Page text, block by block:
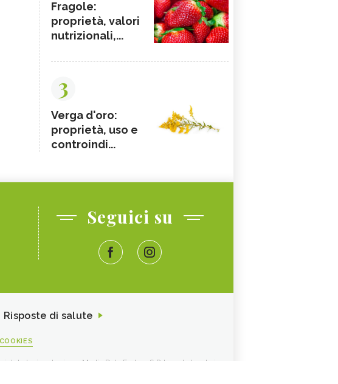
Fragole:
proprietà, valori
nutrizionali,...
3
Verga d'oro:
proprietà, uso e
controindi...
Seguici su
Risposte di salute
COOKIES
la riproduzione. Media Data Factory S.R.L. sede legale in